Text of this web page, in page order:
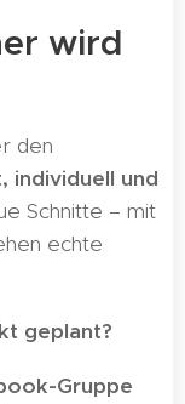
wird
den
individuell und
Schnitte – mit
echte
geplant?
Gruppe